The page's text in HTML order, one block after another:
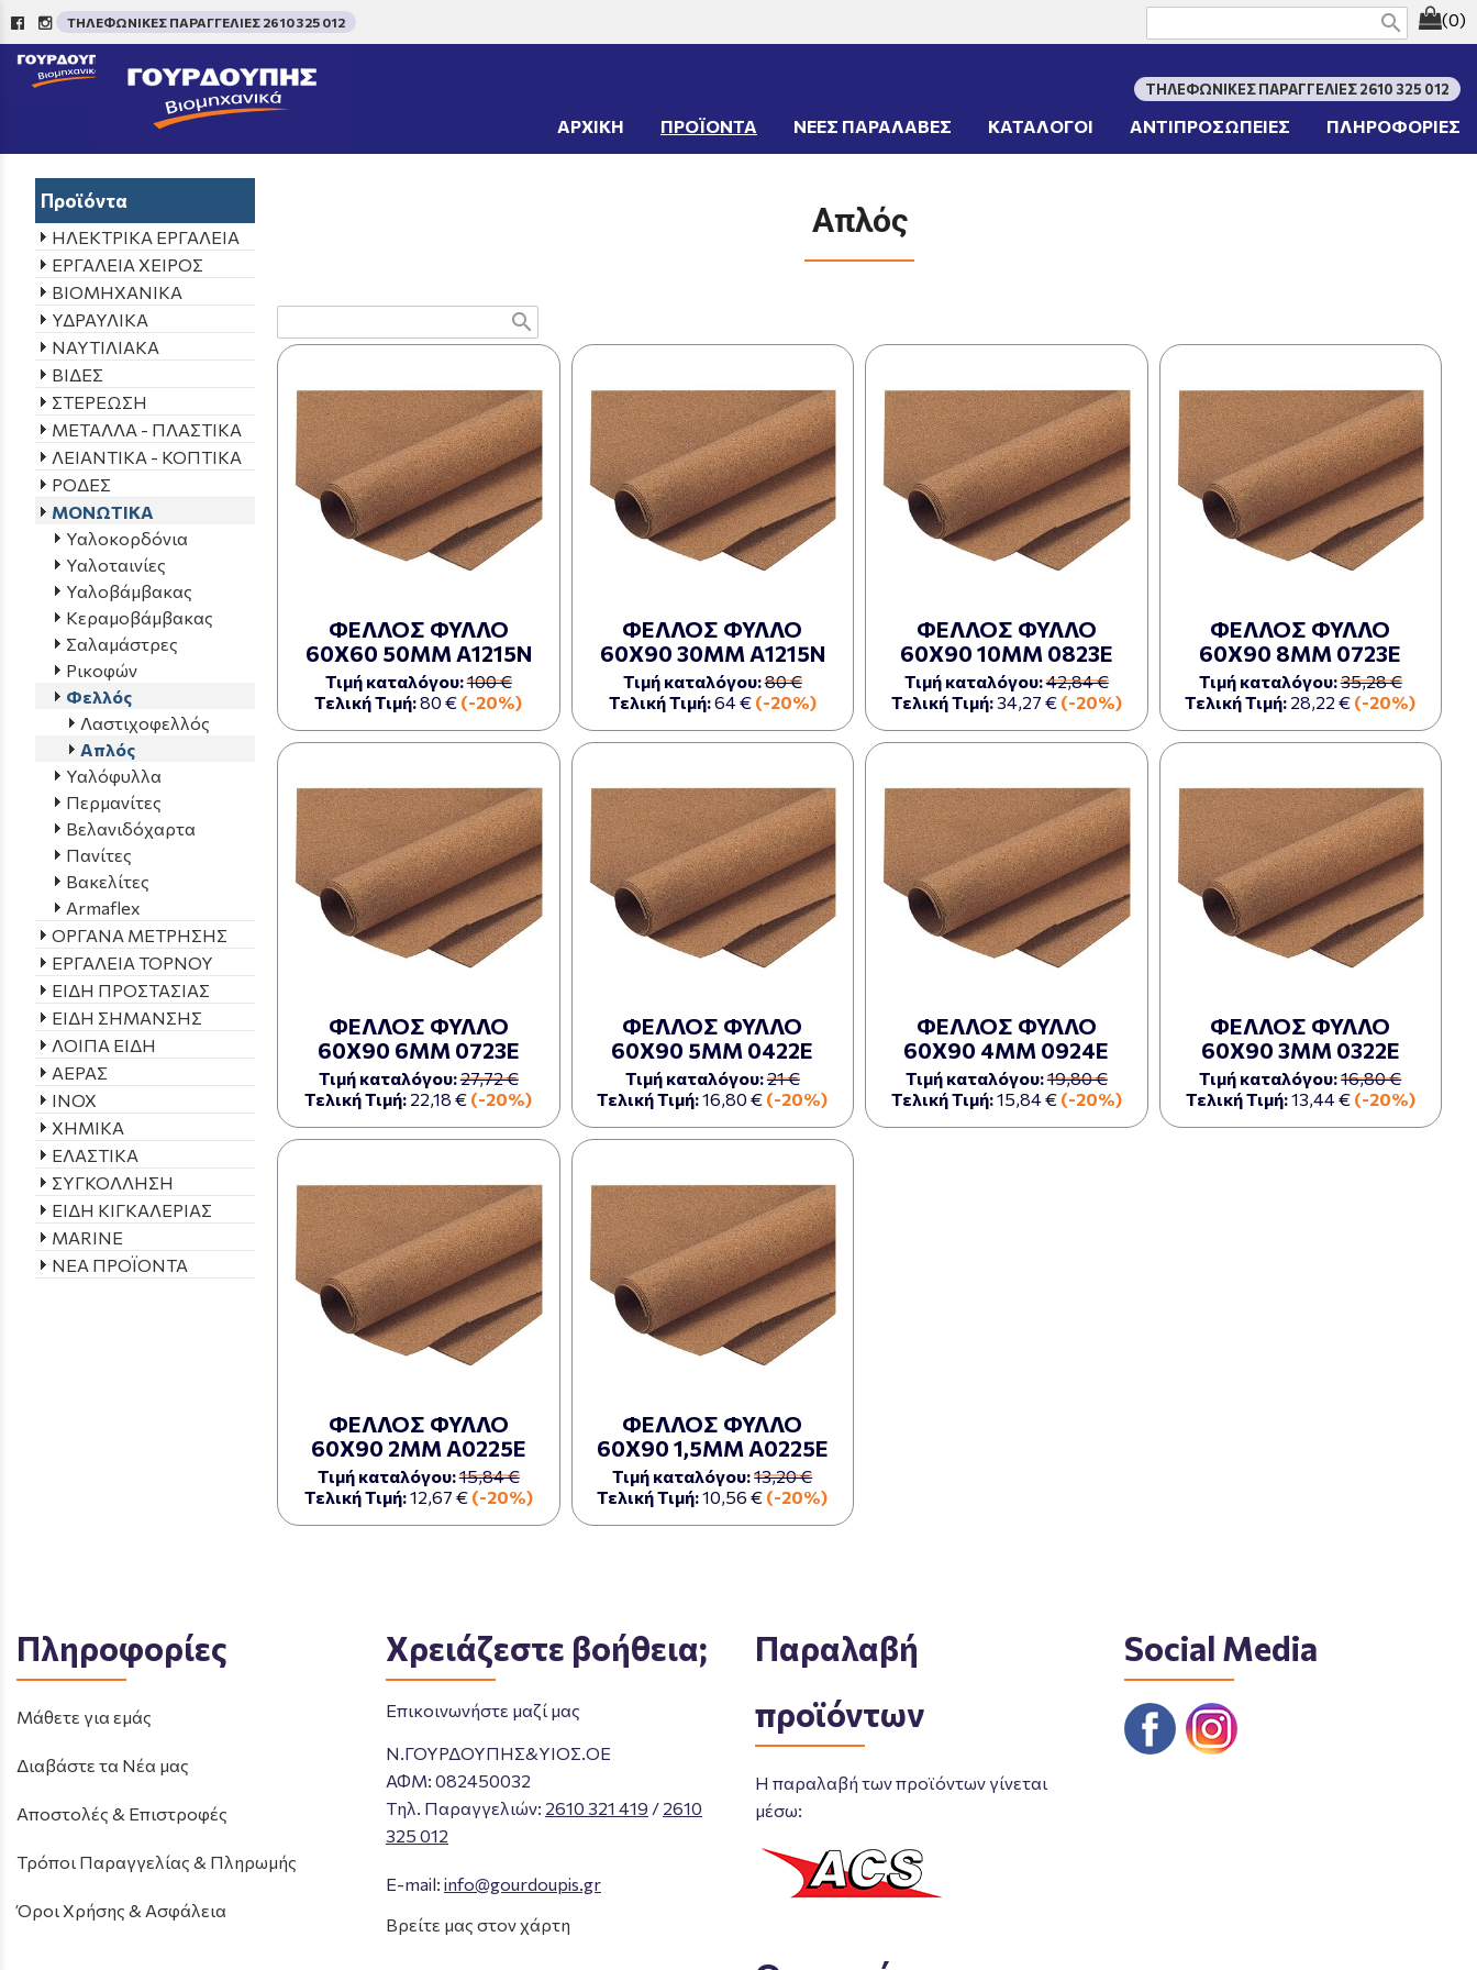
ΤΗΛΕΦΩΝΙΚΕΣ ΠΑΡΑΓΓΕΛΙΕΣ 2610 325 012 (0)
search
ΤΗΛΕΦΩΝΙΚΕΣ ΠΑΡΑΓΓΕΛΙΕΣ 2610 325 012
/
ΑΡΧΙΚΗ ΠΡΟΪΟΝΤΑ ΝΕΕΣ ΠΑΡΑΛΑΒΕΣ ΚΑΤΑΛΟΓΟΙ ΑΝΤΙΠΡΟΣΩΠΕΙΕΣ ΠΛΗΡΟΦΟΡΙΕΣ
Προϊόντα
ΗΛΕΚΤΡΙΚΑ ΕΡΓΑΛΕΙΑ
ΕΡΓΑΛΕΙΑ ΧΕΙΡΟΣ
ΒΙΟΜΗΧΑΝΙΚΑ
ΥΔΡΑΥΛΙΚΑ
ΝΑΥΤΙΛΙΑΚΑ
ΒΙΔΕΣ
ΣΤΕΡΕΩΣΗ
ΜΕΤΑΛΛΑ - ΠΛΑΣΤΙΚΑ
ΛΕΙΑΝΤΙΚΑ - ΚΟΠΤΙΚΑ
ΡΟΔΕΣ
ΜΟΝΩΤΙΚΑ
Υαλοκορδόνια
Υαλοταινίες
Υαλοβάμβακας
Κεραμοβάμβακας
Σαλαμάστρες
Ρικοφών
Φελλός
Λαστιχοφελλός
Απλός
Υαλόφυλλα
Περμανίτες
Βελανιδόχαρτα
Πανίτες
Βακελίτες
Armaflex
ΟΡΓΑΝΑ ΜΕΤΡΗΣΗΣ
ΕΡΓΑΛΕΙΑ ΤΟΡΝΟΥ
ΕΙΔΗ ΠΡΟΣΤΑΣΙΑΣ
ΕΙΔΗ ΣΗΜΑΝΣΗΣ
ΛΟΙΠΑ ΕΙΔΗ
ΑΕΡΑΣ
INOX
ΧΗΜΙΚΑ
ΕΛΑΣΤΙΚΑ
ΣΥΓΚΟΛΛΗΣΗ
ΕΙΔΗ ΚΙΓΚΑΛΕΡΙΑΣ
MARINE
ΝΕΑ ΠΡΟΪΟΝΤΑ
Aρχική σελίδα
Απλός
search
ΦΕΛΛΟΣ ΦΥΛΛΟ
60Χ60 50ΜΜ Α1215Ν
Τιμή καταλόγου:100 €
Τελική Τιμή:80 € (-20%)
ΦΕΛΛΟΣ ΦΥΛΛΟ
60Χ90 30ΜΜ Α1215Ν
Τιμή καταλόγου:80 €
Τελική Τιμή:64 € (-20%)
ΦΕΛΛΟΣ ΦΥΛΛΟ
60Χ90 10ΜΜ 0823Ε
Τιμή καταλόγου:42,84 €
Τελική Τιμή: 34,27 € (-20%)
ΦΕΛΛΟΣ ΦΥΛΛΟ
60Χ90 8ΜΜ 0723Ε
Τιμή καταλόγου:35,28 €
Τελική Τιμή: 28,22 € (-20%)
ΦΕΛΛΟΣ ΦΥΛΛΟ
60Χ90 6ΜΜ 0723Ε
Τιμή καταλόγου:27,72 €
Τελική Τιμή: 22,18 € (-20%)
ΦΕΛΛΟΣ ΦΥΛΛΟ
60Χ90 5ΜΜ 0422Ε
Τιμή καταλόγου:21 €
Τελική Τιμή:16,80 € (-20%)
ΦΕΛΛΟΣ ΦΥΛΛΟ
60Χ90 4ΜΜ 0924Ε
Τιμή καταλόγου:19,80 €
Τελική Τιμή:15,84 € (-20%)
ΦΕΛΛΟΣ ΦΥΛΛΟ
60Χ90 3ΜΜ 0322Ε
Τιμή καταλόγου:16,80 €
Τελική Τιμή:13,44 € (-20%)
ΦΕΛΛΟΣ ΦΥΛΛΟ
60Χ90 2ΜΜ Α0225Ε
Τιμή καταλόγου:15,84 €
Τελική Τιμή:12,67 € (-20%)
ΦΕΛΛΟΣ ΦΥΛΛΟ
60Χ90 1,5ΜΜ Α0225Ε
Τιμή καταλόγου:13,20 €
Τελική Τιμή:10,56 € (-20%)
Πληροφορίες
Μάθετε για εμάς
Διαβάστε τα Νέα μας
Αποστολές & Επιστροφές
Τρόποι Παραγγελίας & Πληρωμής
Όροι Χρήσης & Ασφάλεια
Χρειάζεστε βοήθεια;
Επικοινωνήστε μαζί μας
Ν.ΓΟΥΡΔΟΥΠΗΣ&ΥΙΟΣ.ΟΕ
ΑΦΜ: 082450032
Tηλ. Παραγγελιών: 2610 321 419 / 2610
325 012
E-mail: info@gourdoupis.gr
Βρείτε μας στον χάρτη
Παραλαβή
προϊόντων
Η παραλαβή των προϊόντων γίνεται
μέσω:
Social Media